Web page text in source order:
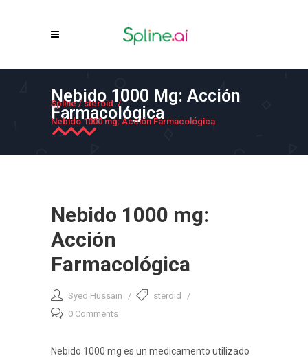
Nebido 1000 Mg: Acción
Farmacológica
Spline/ steroid /
Nebido 1000 mg: Acción Farmacológica
Nebido 1000 mg:
Acción
Farmacológica
Syed Hussain
steroid
0 Comments
Nebido 1000 mg es un medicamento utilizado